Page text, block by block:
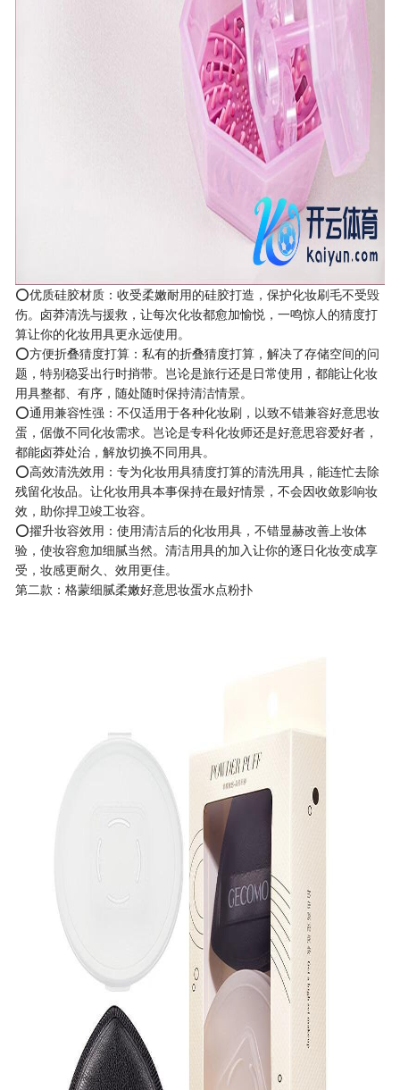
⭕优质硅胶材质：收受柔嫩耐用的硅胶打造，保护化妆刷毛不受毁
伤。卤莽清洗与援救，让每次化妆都愈加愉悦，一鸣惊人的猜度打
算让你的化妆用具更永远使用。
⭕方便折叠猜度打算：私有的折叠猜度打算，解决了存储空间的问
题，特别稳妥出行时捎带。岂论是旅行还是日常使用，都能让化妆
用具整都、有序，随处随时保持清洁情景。
⭕通用兼容性强：不仅适用于各种化妆刷，以致不错兼容好意思妆
蛋，倨傲不同化妆需求。岂论是专科化妆师还是好意思容爱好者，
都能卤莽处治，解放切换不同用具。
⭕高效清洗效用：专为化妆用具猜度打算的清洗用具，能连忙去除
残留化妆品。让化妆用具本事保持在最好情景，不会因收敛影响妆
效，助你捍卫竣工妆容。
⭕擢升妆容效用：使用清洁后的化妆用具，不错显赫改善上妆体
验，使妆容愈加细腻当然。清洁用具的加入让你的逐日化妆变成享
受，妆感更耐久、效用更佳。
第二款：格蒙细腻柔嫩好意思妆蛋水点粉扑